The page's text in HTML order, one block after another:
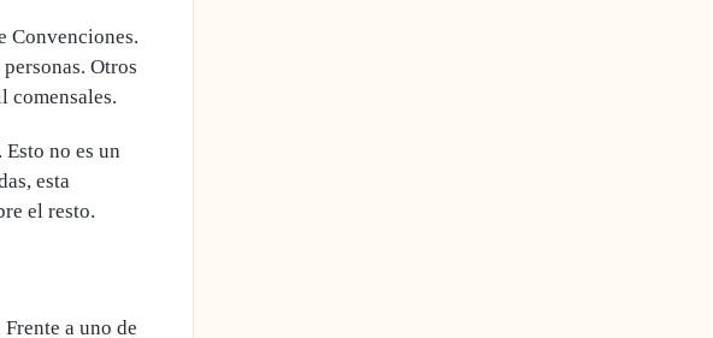
Convenciones.
Otros
comensales.
no es un
esta
el resto.
a uno de